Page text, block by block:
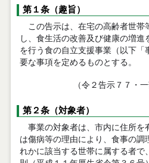
第１条（趣旨）
この告示は、在宅の高齢者世帯
し、食生活の改善及び健康の増
を行う食の自立支援事業（以下「
要な事項を定めるものとする。
（令２告示７７・一
第２条（対象者）
事業の対象者は、市内に住所を
は傷病等の理由により、食事の調
れかに該当する世帯に属する者で